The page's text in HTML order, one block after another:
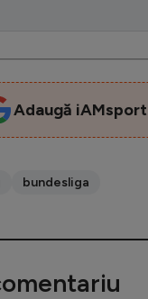
Adaugă
bundesliga